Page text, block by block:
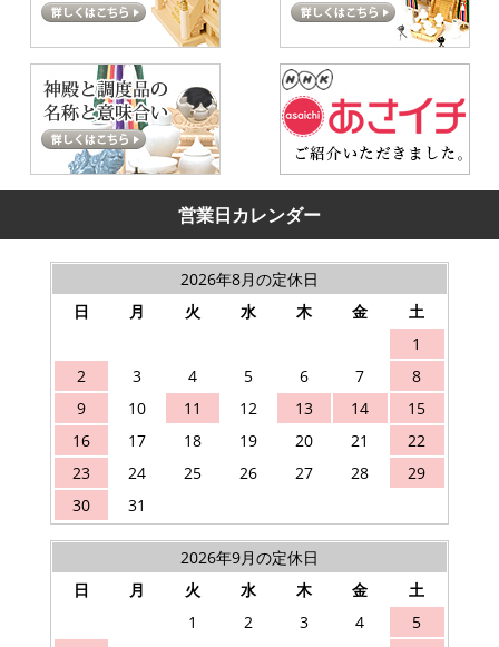
営業日カレンダー
2026年8月の定休日
日
月 火 水 木 金
土
1
2
3 4 5 6 7
8
9
10 11 12 13 14
15
16
17 18 19 20 21
22
23
24 25 26 27 28
29
30
31
2026年9月の定休日
日
月 火 水 木 金
土
1
2 3 4
5